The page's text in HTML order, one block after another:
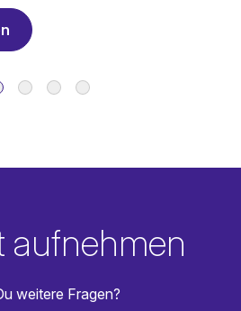
aufnehmen
weitere Fragen?